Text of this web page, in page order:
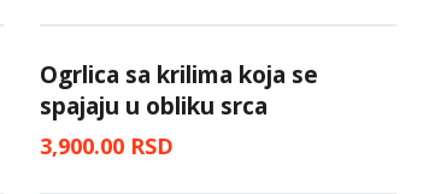
Ogrlica sa krilima koja se
spajaju u obliku srca
3,900.00 RSD